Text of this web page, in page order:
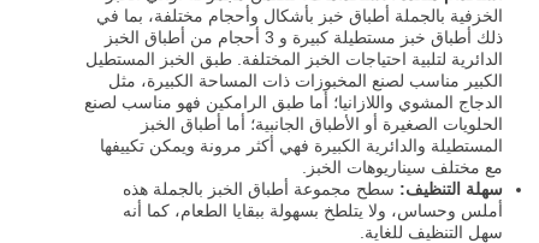
الخزفية بالجملة أطباق خبز بأشكال وأحجام مختلفة، بما في
ذلك أطباق خبز مستطيلة كبيرة و 3 أحجام من أطباق الخبز
الدائرية لتلبية احتياجات الخبز المختلفة. طبق الخبز المستطيل
الكبير مناسب لصنع المخبوزات ذات المساحة الكبيرة، مثل
الدجاج المشوي واللازانيا؛ أما طبق الرامكين فهو مناسب لصنع
الحلويات الصغيرة أو الأطباق الجانبية؛ أما أطباق الخبز
المستطيلة والدائرية الكبيرة فهي أكثر مرونة ويمكن تكييفها
مع مختلف سيناريوهات الخبز.
سهلة التنظيف: سطح مجموعة أطباق الخبز بالجملة هذه
أملس وحساس، ولا يتلطخ بسهولة ببقايا الطعام، كما أنه
سهل التنظيف للغاية.